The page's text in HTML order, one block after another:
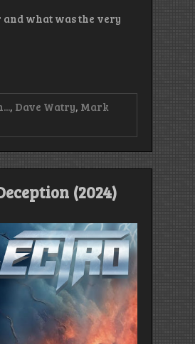
what was the very
, Dave Watry, Mark
(2024)